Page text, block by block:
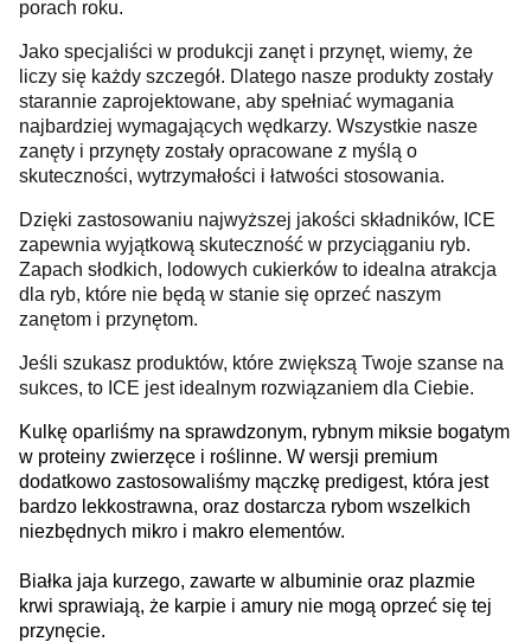
porach roku.
Jako specjaliści w produkcji zanęt i przynęt, wiemy, że
liczy się każdy szczegół. Dlatego nasze produkty zostały
starannie zaprojektowane, aby spełniać wymagania
najbardziej wymagających wędkarzy. Wszystkie nasze
zanęty i przynęty zostały opracowane z myślą o
skuteczności, wytrzymałości i łatwości stosowania.
Dzięki zastosowaniu najwyższej jakości składników, ICE
zapewnia wyjątkową skuteczność w przyciąganiu ryb.
Zapach słodkich, lodowych cukierków to idealna atrakcja
dla ryb, które nie będą w stanie się oprzeć naszym
zanętom i przynętom.
Jeśli szukasz produktów, które zwiększą Twoje szanse na
sukces, to ICE jest idealnym rozwiązaniem dla Ciebie.
Kulkę oparliśmy na sprawdzonym, rybnym miksie bogatym
w proteiny zwierzęce i roślinne. W wersji premium
dodatkowo zastosowaliśmy mączkę predigest, która jest
bardzo lekkostrawna, oraz dostarcza rybom wszelkich
niezbędnych mikro i makro elementów.
Białka jaja kurzego, zawarte w albuminie oraz plazmie
krwi sprawiają, że karpie i amury nie mogą oprzeć się tej
przynęcie.